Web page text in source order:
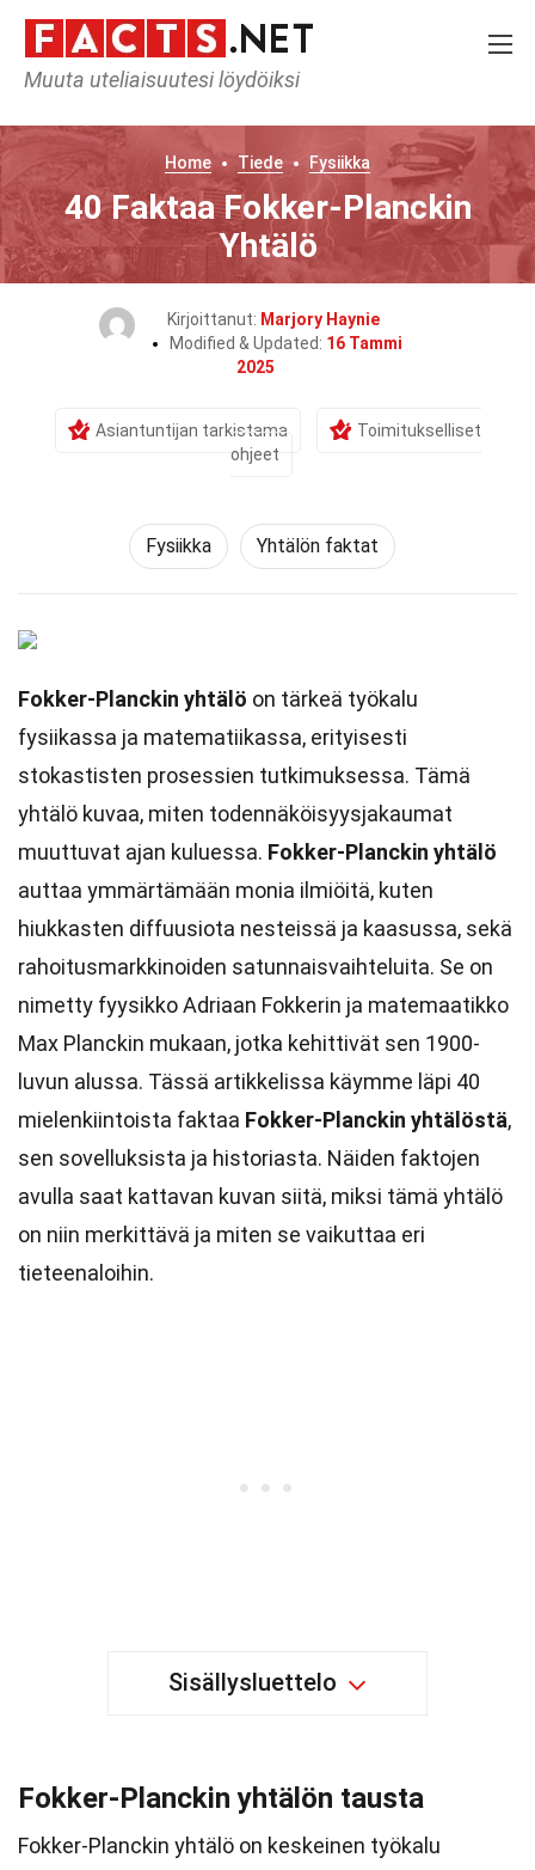
Muuta uteliaisuutesi löydöiksi
Home Tiede Fysiikka
40 Faktaa Fokker-Planckin
Yhtälö
Kirjoittanut: Marjory Haynie
Modified & Updated: 16 Tammi
2025
Asiantuntijan tarkistama
Toimitukselliset
ohjeet
Fysiikka Yhtälön faktat
Fokker-Planckin yhtälö on tärkeä työkalu
fysiikassa ja matematiikassa, erityisesti
stokastisten prosessien tutkimuksessa. Tämä
yhtälö kuvaa, miten todennäköisyysjakaumat
muuttuvat ajan kuluessa. Fokker-Planckin yhtälö
auttaa ymmärtämään monia ilmiöitä, kuten
hiukkasten diffuusiota nesteissä ja kaasussa, sekä
rahoitusmarkkinoiden satunnaisvaihteluita. Se on
nimetty fyysikko Adriaan Fokkerin ja matemaatikko
Max Planckin mukaan, jotka kehittivät sen 1900-
luvun alussa. Tässä artikkelissa käymme läpi 40
mielenkiintoista faktaa Fokker-Planckin yhtälöstä,
sen sovelluksista ja historiasta. Näiden faktojen
avulla saat kattavan kuvan siitä, miksi tämä yhtälö
on niin merkittävä ja miten se vaikuttaa eri
tieteenaloihin.
Sisällysluettelo
Fokker-Planckin yhtälön tausta
Fokker-Planckin yhtälö on keskeinen työkalu